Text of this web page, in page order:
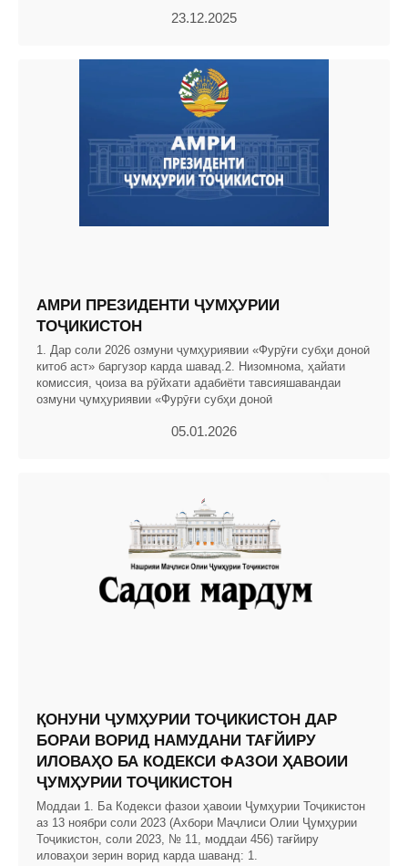
23.12.2025
АМРИ ПРЕЗИДЕНТИ ҶУМҲУРИИ
ТОҶИКИСТОН
1. Дар соли 2026 озмуни ҷумҳуриявии «Фурӯғи субҳи доноӣ
китоб аст» баргузор карда шавад.2. Низомнома, ҳайати
комиссия, ҷоиза ва рӯйхати адабиёти тавсияшавандаи
озмуни ҷумҳуриявии «Фурӯғи субҳи доноӣ
05.01.2026
ҚОНУНИ ҶУМҲУРИИ ТОҶИКИСТОН ДАР
БОРАИ ВОРИД НАМУДАНИ ТАҒЙИРУ
ИЛОВАҲО БА КОДЕКСИ ФАЗОИ ҲАВОИИ
ҶУМҲУРИИ ТОҶИКИСТОН
Моддаи 1. Ба Кодекси фазои ҳавоии Ҷумҳурии Тоҷикистон
аз 13 ноябри соли 2023 (Ахбори Маҷлиси Олии Ҷумҳурии
Тоҷикистон, соли 2023, № 11, моддаи 456) тағйиру
иловаҳои зерин ворид карда шаванд: 1.